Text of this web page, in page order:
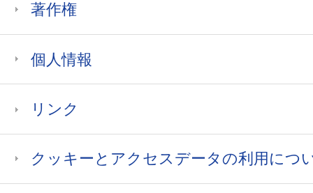
著作権
個人情報
リンク
クッキーとアクセスデータの利用につ